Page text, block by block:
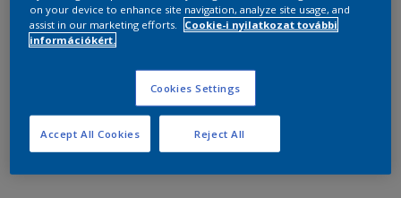
on your device to enhance site navigation, analyze site usage, and
assist in our marketing efforts.
Cookie-i nyilatkozat további
információkért.
Cookies Settings
Reject All
Accept All Cookies